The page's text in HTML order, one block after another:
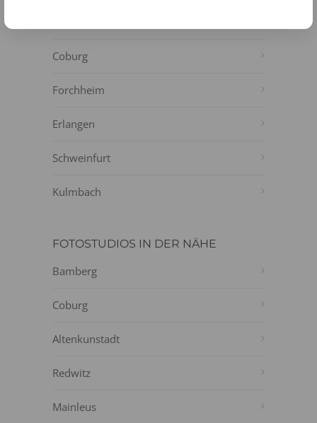
Coburg
Forchheim
Erlangen
Schweinfurt
Kulmbach
FOTOSTUDIOS IN DER NÄHE
Bamberg
Coburg
Altenkunstadt
Redwitz
Mainleus